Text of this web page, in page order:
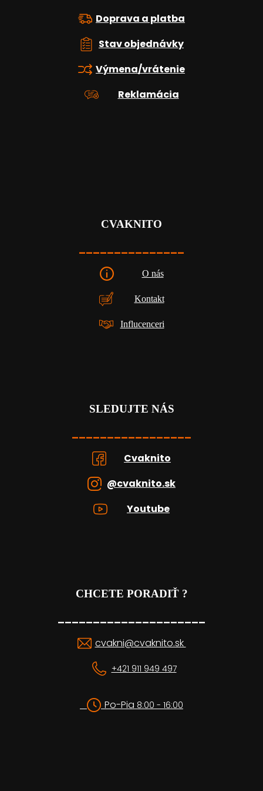
Doprava a platba
Stav objednávky
Výmena/vrátenie
Reklamácia
CVAKNITO
_______________
O nás
Kontakt
Influcenceri
SLEDUJTE NÁS
_________________
Cvaknito
@cvaknito.sk
Youtube
CHCETE PORADIŤ ?
_____________________
cvakni@cvaknito.sk
+421 911 949 497
Po-Pia 8:00 - 16:00